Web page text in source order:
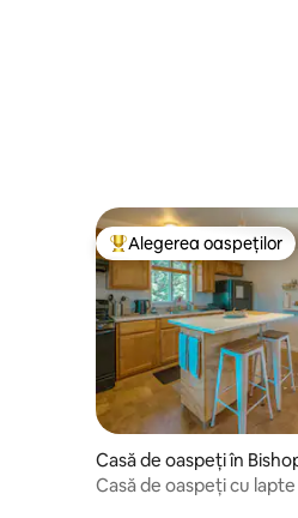
Locuință din topul
Alegerea oaspeților
Casă de oaspeți în
Casă de oaspeți cu